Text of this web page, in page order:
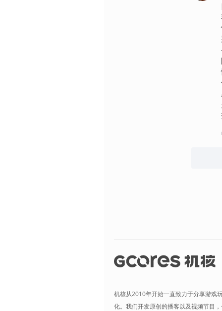
机核从2010年开始一直致力于分享游戏
化。我们开发原创的播客以及视频节目